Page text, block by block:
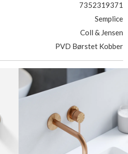
7352319371
Semplice
Coll & Jensen
PVD Børstet Kobber